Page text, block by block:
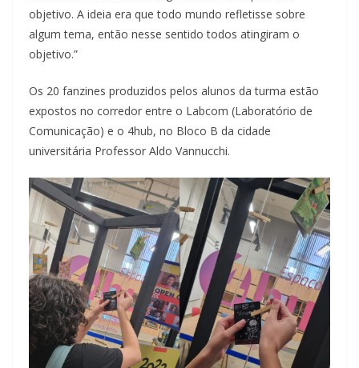
objetivo. A ideia era que todo mundo refletisse sobre
algum tema, então nesse sentido todos atingiram o
objetivo.”
Os 20 fanzines produzidos pelos alunos da turma estão
expostos no corredor entre o Labcom (Laboratório de
Comunicação) e o 4hub, no Bloco B da cidade
universitária Professor Aldo Vannucchi.